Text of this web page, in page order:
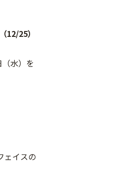
12/25）
水）を
ェイスの